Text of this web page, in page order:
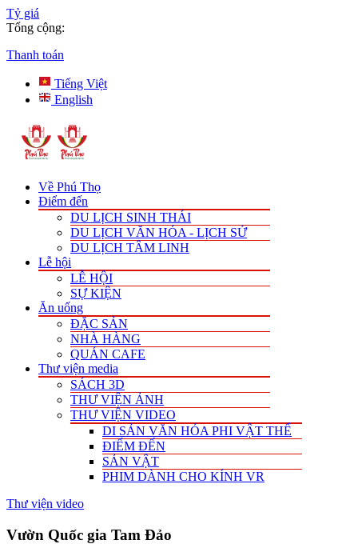
Tỷ giá
Tổng cộng:
Thanh toán
Tiếng Việt
English
Về Phú Thọ
Điểm đến
DU LỊCH SINH THÁI
DU LỊCH VĂN HÓA - LỊCH SỬ
DU LỊCH TÂM LINH
Lễ hội
LỄ HỘI
SỰ KIỆN
Ăn uống
ĐẶC SẢN
NHÀ HÀNG
QUÁN CAFE
Thư viện media
SÁCH 3D
THƯ VIỆN ẢNH
THƯ VIỆN VIDEO
DI SẢN VĂN HÓA PHI VẬT THỂ
ĐIỂM ĐẾN
SẢN VẬT
PHIM DÀNH CHO KÍNH VR
Thư viện video
Vườn Quốc gia Tam Đảo